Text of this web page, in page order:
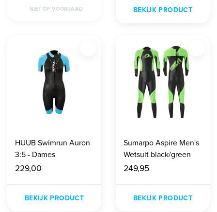
NIET OP VOORRAAD BEKIJK PRODUCT
HUUB Swimrun Auron
3:5 - Dames
229,00
BEKIJK PRODUCT
Sumarpo Aspire Men's
Wetsuit black/green
249,95
BEKIJK PRODUCT